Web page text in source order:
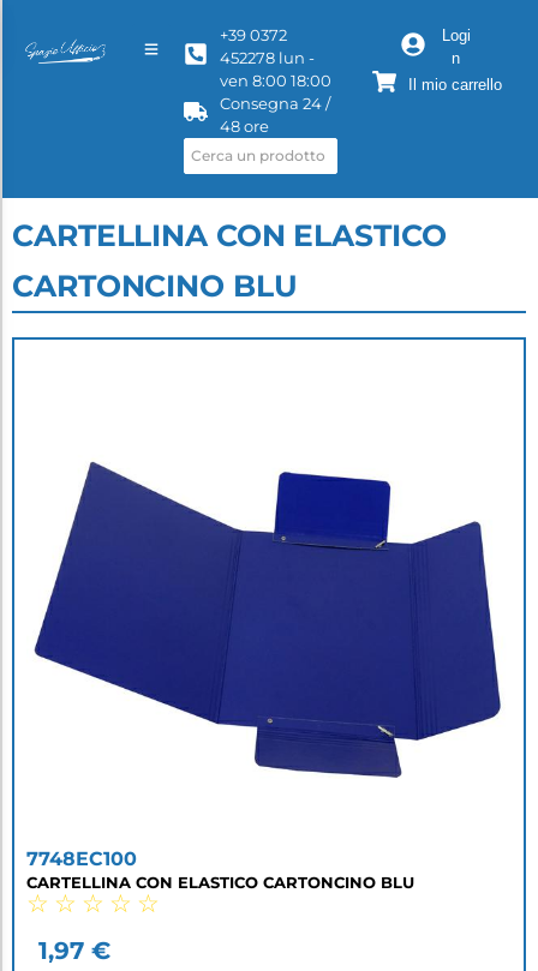
+39 0372
452278 lun -
ven 8:00 18:00
Consegna 24 /
48 ore
Logi
n
Il mio carrello
CARTELLINA CON ELASTICO
CARTONCINO BLU
7748EC100
CARTELLINA CON ELASTICO CARTONCINO BLU
☆ ☆ ☆ ☆ ☆
1,97 €